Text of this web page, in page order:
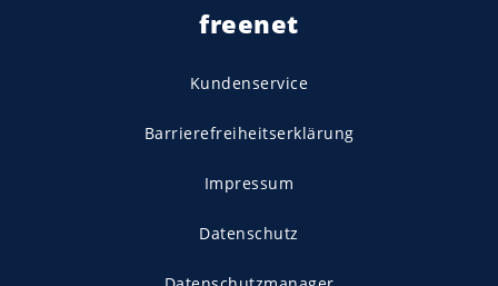
freenet
Kundenservice
Barrierefreiheitserklärung
Impressum
Datenschutz